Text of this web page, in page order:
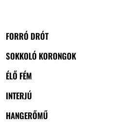
FORRÓ DRÓT
SOKKOLÓ KORONGOK
ÉLŐ FÉM
INTERJÚ
HANGERŐMŰ